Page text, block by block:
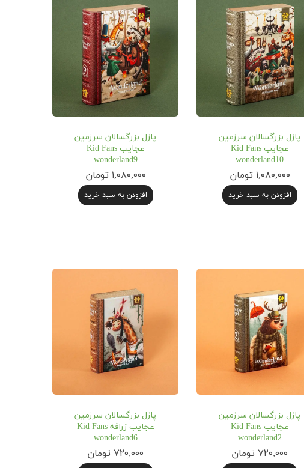
پازل بزرگسالان سرزمین
عجایب Kid Fans
wonderland10
۱,۰۸۰,۰۰۰ تومان
افزودن به سبد خرید
پازل بزرگسالان سرزمین
عجایب Kid Fans
wonderland9
۱,۰۸۰,۰۰۰ تومان
افزودن به سبد خرید
پازل بزرگسالان سرزمین
عجایب Kid Fans
wonderland2
۷۲۰,۰۰۰ تومان
پازل بزرگسالان سرزمین
عجایب زرافه Kid Fans
wonderland6
۷۲۰,۰۰۰ تومان